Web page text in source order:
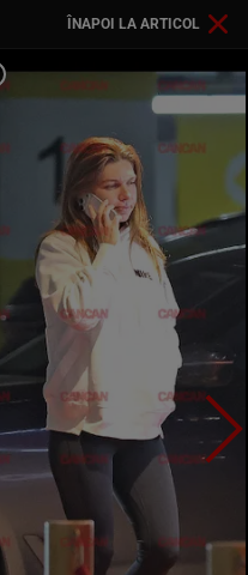
ÎNAPOI LA ARTICOL